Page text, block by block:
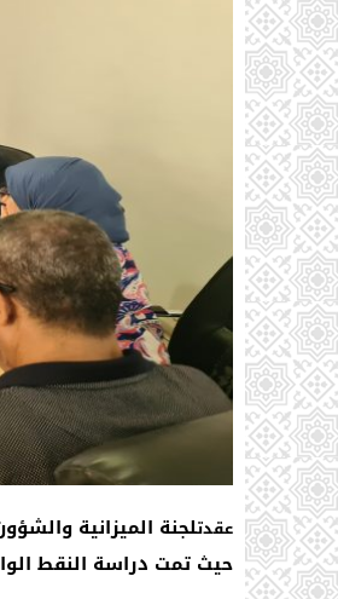
عقدت
حيث تمت دراسة النقط